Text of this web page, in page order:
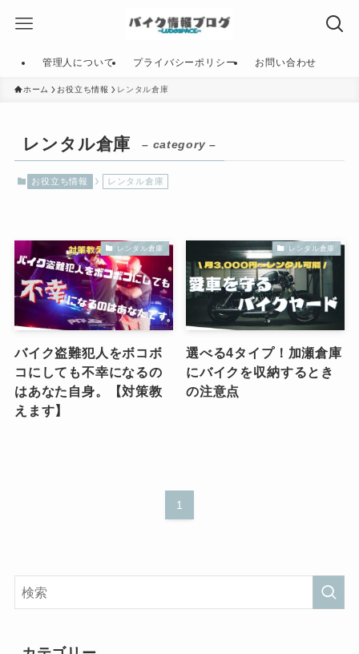
管理人について プライバシーポリシー お問い合わせ
ホーム お役立ち情報 レンタル倉庫
レンタル倉庫 – category –
お役立ち情報 レンタル倉庫
レンタル倉庫
バイク盗難犯人をボコボ
コにしても不幸になるの
はあなた自身。【対策教
えます】
レンタル倉庫
選べる4タイプ！加瀬倉庫
にバイクを収納するとき
の注意点
1